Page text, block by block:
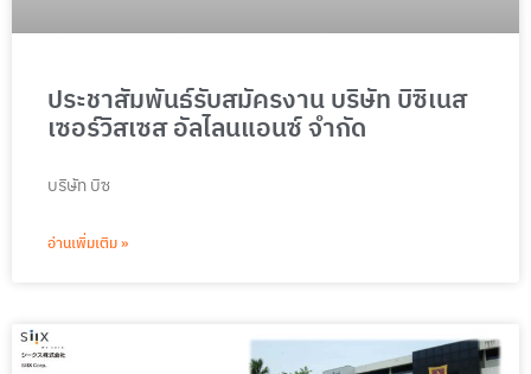
ประชาสัมพันธ์รับสมัครงาน บริษัท บิซิเนส
เซอร์วิสเซส อัลไลนแอนซ์ จำกัด
บริษัท บิซ
อ่านเพิ่มเติม »